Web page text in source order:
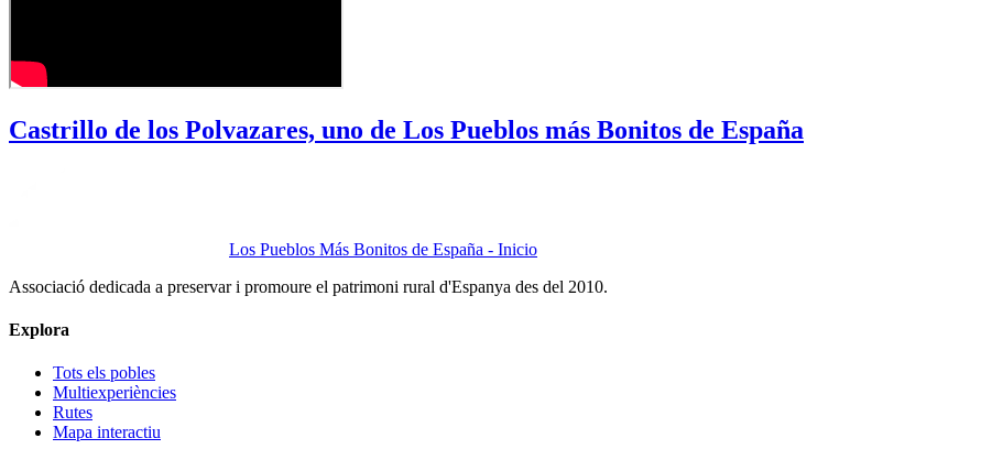
Castrillo de los Polvazares, uno de Los Pueblos más Bonitos de España
Los Pueblos Más Bonitos de España - Inicio
Associació dedicada a preservar i promoure el patrimoni rural d'Espanya des del 2010.
Explora
Tots els pobles
Multiexperiències
Rutes
Mapa interactiu